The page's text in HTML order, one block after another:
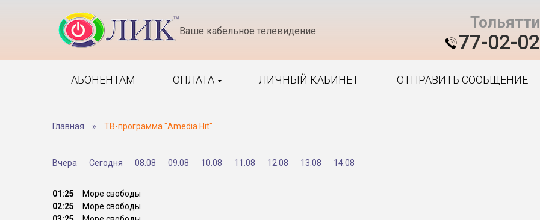
Ваше кабельное телевидение Тольятти
77-02-02
АБОНЕНТАМ ОПЛАТА ЛИЧНЫЙ КАБИНЕТ ОТПРАВИТЬ СООБЩЕНИЕ
Главная » ТВ-программа "Amedia Hit"
Вчера Сегодня 08.08 09.08 10.08 11.08 12.08 13.08 14.08
01:25
Море свободы
02:25
Море свободы